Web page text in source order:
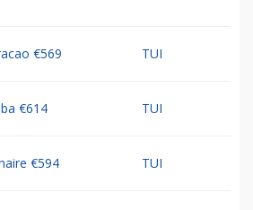
€569 TUI
€614 TUI
€594 TUI